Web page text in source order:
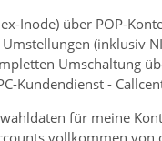
Inode) über POP-
(inklusiv
Umschaltung
Kundendienst -
für meine
vollkommen